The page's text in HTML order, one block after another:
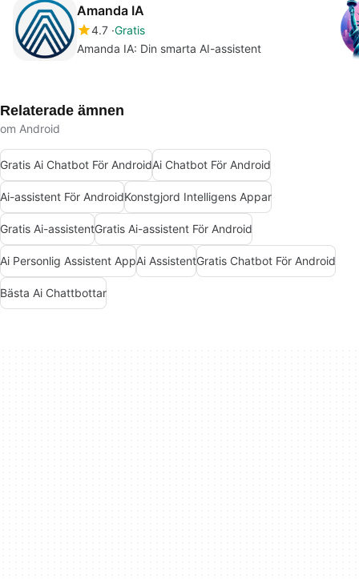
Amanda IA
4.7 Gratis
Amanda IA: Din smarta AI-assistent
Relaterade ämnen
om Android
Gratis Ai Chatbot För AndroidAi Chatbot För Android
Ai-assistent För AndroidKonstgjord Intelligens Appar
Gratis Ai-assistentGratis Ai-assistent För Android
Ai Personlig Assistent AppAi AssistentGratis Chatbot För Android
Bästa Ai Chattbottar